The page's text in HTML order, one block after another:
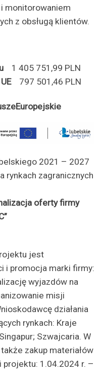
i monitorowaniem
z obsługą klientów.
1 405 751,99 PLN
797 501,46 PLN
2021 – 2027
rynkach zagranicznych
oferty firmy
jest
i promocja marki firmy:
wyjazdów na
misji
działania
rynkach: Kraje
Szwajcaria. W
zakup materiałów
projektu: 1.04.2024 r. –